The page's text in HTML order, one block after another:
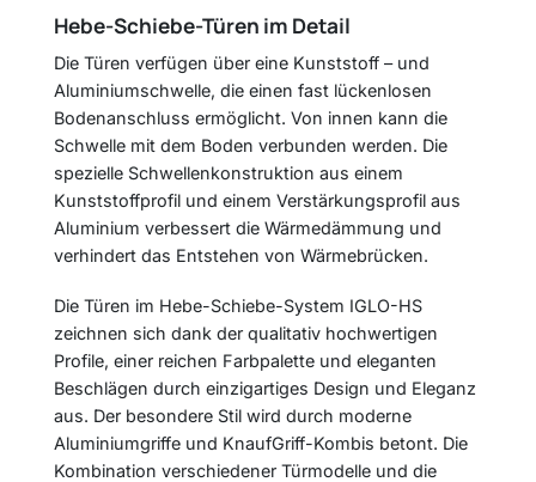
Hebe-Schiebe-Türen im Detail
Die Türen verfügen über eine Kunststoff – und
Aluminiumschwelle, die einen fast lückenlosen
Bodenanschluss ermöglicht. Von innen kann die
Schwelle mit dem Boden verbunden werden. Die
spezielle Schwellenkonstruktion aus einem
Kunststoffprofil und einem Verstärkungsprofil aus
Aluminium verbessert die Wärmedämmung und
verhindert das Entstehen von Wärmebrücken.
Die Türen im Hebe-Schiebe-System IGLO-HS
zeichnen sich dank der qualitativ hochwertigen
Profile, einer reichen Farbpalette und eleganten
Beschlägen durch einzigartiges Design und Eleganz
aus. Der besondere Stil wird durch moderne
Aluminiumgriffe und KnaufGriff-Kombis betont. Die
Kombination verschiedener Türmodelle und die